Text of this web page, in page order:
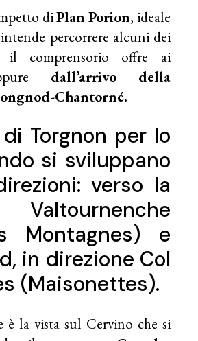
diPlan Porion, ideale
percorrere alcuni dei
il comprensorio offre ai
dall’arrivo della
Chantorné.
Torgnon per lo
si sviluppano
verso la
Montagnes) e
in direzione Col
(Maisonettes).
è la vista sul Cervino che si